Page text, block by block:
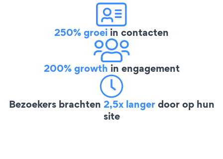
250% groei in contacten
200% growth in engagement
Bezoekers brachten 2,5x langerdoor op hun
site